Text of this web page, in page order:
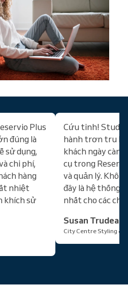
Plus
đúng là
sử dụng,
chi phí,
hàng
nhiệt
khích sử
Cứu tinh! Studio
hành trơn tru
khách ngày càng
cụ trong
và quản lý.
đây là hệ thống
nhất cho các
Susan Trudeau
City Centre Styling &